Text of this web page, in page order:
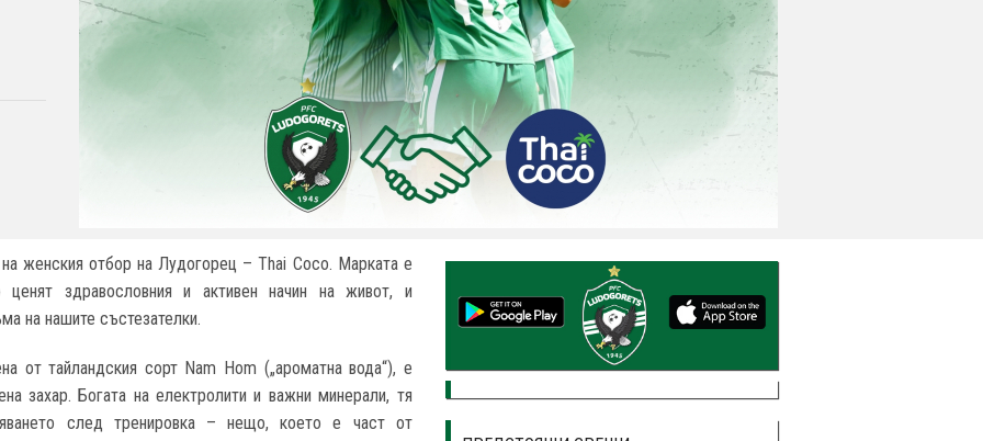
женския отбор на Лудогорец – Thai Coco. Марката е
здравословния и активен начин на живот, и
на нашите състезателки.
от тайландския сорт Nam Hom („ароматна вода“), е
захар. Богата на електролити и важни минерали, тя
след тренировка – нещо, което е част от